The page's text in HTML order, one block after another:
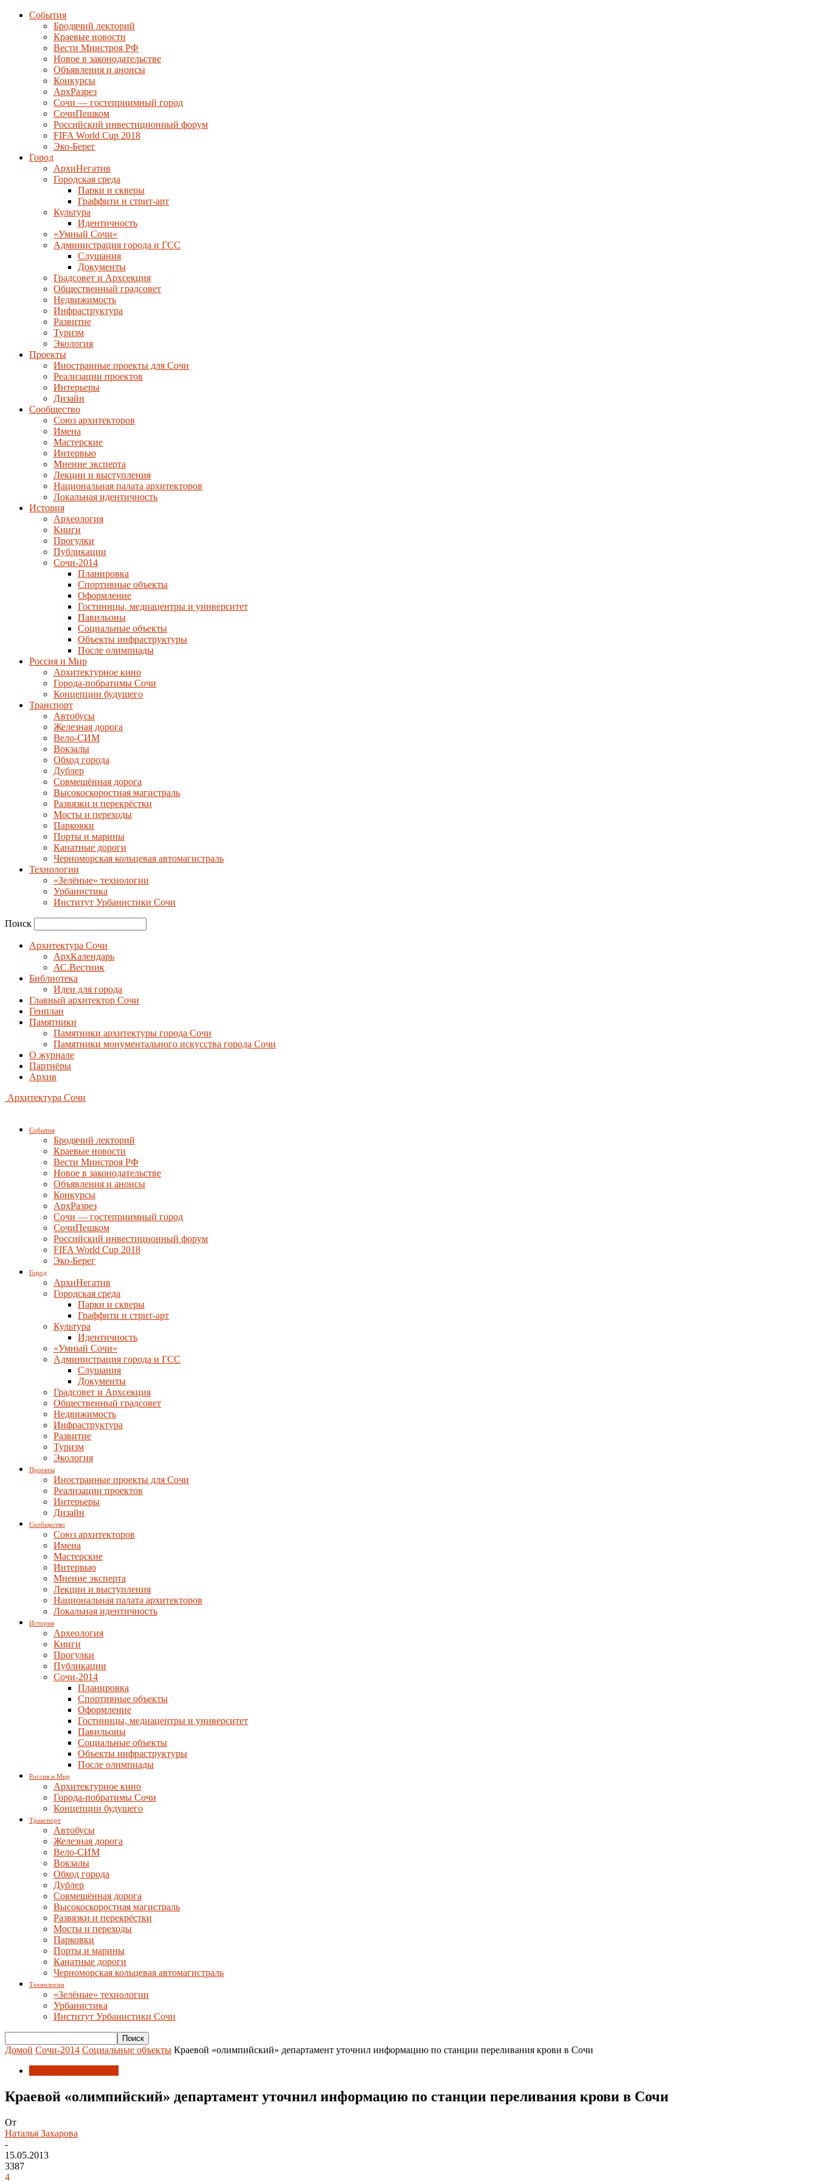
События
Бродячий лекторий
Краевые новости
Вести Минстроя РФ
Новое в законодательстве
Объявления и анонсы
Конкурсы
АрхРазрез
Сочи — гостеприимный город
СочиПешком
Российский инвестиционный форум
FIFA World Cup 2018
Эко-Берег
Город
АрхиНегатив
Городская среда
Парки и скверы
Граффити и стрит-арт
Культура
Идентичность
«Умный Сочи»
Администрация города и ГСС
Слушания
Документы
Градсовет и Архсекция
Общественный градсовет
Недвижимость
Инфраструктура
Развитие
Туризм
Экология
Проекты
Иностранные проекты для Сочи
Реализации проектов
Интерьеры
Дизайн
Сообщество
Союз архитекторов
Имена
Мастерские
Интервью
Мнение эксперта
Лекции и выступления
Национальная палата архитекторов
Локальная идентичность
История
Археология
Книги
Прогулки
Публикации
Сочи-2014
Планировка
Спортивные объекты
Оформление
Гостиницы, медиацентры и университет
Павильоны
Социальные объекты
Объекты инфраструктуры
После олимпиады
Россия и Мир
Архитектурное кино
Города-побратимы Сочи
Концепции будущего
Транспорт
Автобусы
Железная дорога
Вело-СИМ
Вокзалы
Обход города
Дублер
Совмещённая дорога
Высокоскоростная магистраль
Развязки и перекрёстки
Мосты и переходы
Парковки
Порты и марины
Канатные дороги
Черноморская кольцевая автомагистраль
Технологии
«Зелёные» технологии
Урбанистика
Институт Урбанистики Сочи
Поиск
Архитектура Сочи
АрхКалендарь
АС.Вестник
Библиотека
Идеи для города
Главный архитектор Сочи
Генплан
Памятники
Памятники архитектуры города Сочи
Памятники монументального искусства города Сочи
О журнале
Партнёры
Архив
Архитектура Сочи
События
Бродячий лекторий
Краевые новости
Вести Минстроя РФ
Новое в законодательстве
Объявления и анонсы
Конкурсы
АрхРазрез
Сочи — гостеприимный город
СочиПешком
Российский инвестиционный форум
FIFA World Cup 2018
Эко-Берег
Город
АрхиНегатив
Городская среда
Парки и скверы
Граффити и стрит-арт
Культура
Идентичность
«Умный Сочи»
Администрация города и ГСС
Слушания
Документы
Градсовет и Архсекция
Общественный градсовет
Недвижимость
Инфраструктура
Развитие
Туризм
Экология
Проекты
Иностранные проекты для Сочи
Реализации проектов
Интерьеры
Дизайн
Сообщество
Союз архитекторов
Имена
Мастерские
Интервью
Мнение эксперта
Лекции и выступления
Национальная палата архитекторов
Локальная идентичность
История
Археология
Книги
Прогулки
Публикации
Сочи-2014
Планировка
Спортивные объекты
Оформление
Гостиницы, медиацентры и университет
Павильоны
Социальные объекты
Объекты инфраструктуры
После олимпиады
Россия и Мир
Архитектурное кино
Города-побратимы Сочи
Концепции будущего
Транспорт
Автобусы
Железная дорога
Вело-СИМ
Вокзалы
Обход города
Дублер
Совмещённая дорога
Высокоскоростная магистраль
Развязки и перекрёстки
Мосты и переходы
Парковки
Порты и марины
Канатные дороги
Черноморская кольцевая автомагистраль
Технологии
«Зелёные» технологии
Урбанистика
Институт Урбанистики Сочи
Домой Сочи-2014 Социальные объекты Краевой «олимпийский» департамент уточнил информацию по станции переливания крови в Сочи
Краевой «олимпийский» департамент уточнил информацию по станции переливания крови в Сочи
От
Наталья Захарова
-
15.05.2013
3387
4